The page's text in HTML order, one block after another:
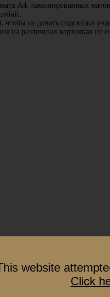
А4, ламинированных
не давать подсказки
на различных карточках не
website
Click